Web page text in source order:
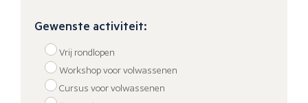
Gewenste activiteit:
Vrij rondlopen
Workshop voor volwassenen
Cursus voor volwassenen